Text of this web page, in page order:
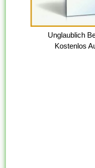
Unglaublich
Kostenlos